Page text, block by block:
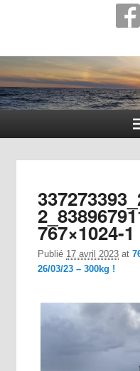
767×1024-1
Publié 17 avril 2023 at
26/03/23 – 300kg !